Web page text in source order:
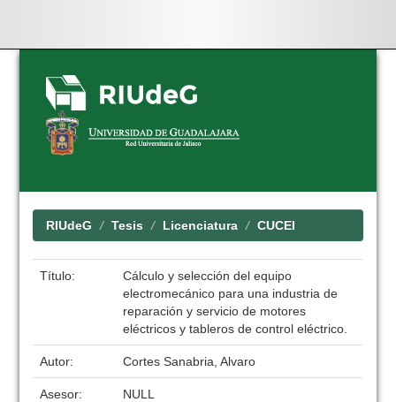
Skip
navigation
RIUdeG Tesis Licenciatura CUCEI
Título:
Cálculo y selección del equipo
electromecánico para una industria de
reparación y servicio de motores
eléctricos y tableros de control eléctrico.
Autor: Cortes Sanabria, Alvaro
Asesor: NULL